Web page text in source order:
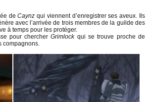
deCaynz qui viennent d’enregistrer ses aveux. Ils
avec l’arrivée de trois membres de la guilde des
à temps pour les protéger.
pour chercherGrimlockqui se trouve proche de
compagnons.